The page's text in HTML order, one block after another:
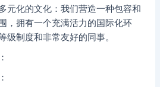
元化的文化：我们营造一种包容和
，拥有一个充满活力的国际化环
级制度和非常友好的同事。